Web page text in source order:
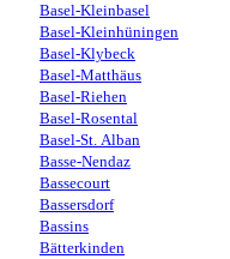
Basel-Kleinbasel
Basel-Kleinhüningen
Basel-Klybeck
Basel-Matthäus
Basel-Riehen
Basel-Rosental
Basel-St. Alban
Basse-Nendaz
Bassecourt
Bassersdorf
Bassins
Bätterkinden